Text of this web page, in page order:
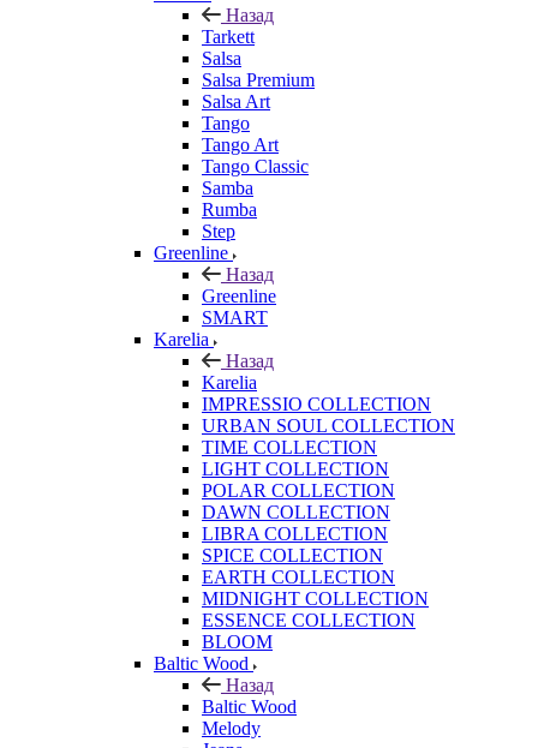
Назад
Tarkett
Salsa
Salsa Premium
Salsa Art
Tango
Tango Art
Tango Classic
Samba
Rumba
Step
Greenline
Назад
Greenline
SMART
Karelia
Назад
Karelia
IMPRESSIO COLLECTION
URBAN SOUL COLLECTION
TIME COLLECTION
LIGHT COLLECTION
POLAR COLLECTION
DAWN COLLECTION
LIBRA COLLECTION
SPICE COLLECTION
EARTH COLLECTION
MIDNIGHT COLLECTION
ESSENCE COLLECTION
BLOOM
Baltic Wood
Назад
Baltic Wood
Melody